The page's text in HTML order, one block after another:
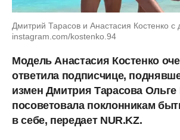
Дмитрий Тарасов и Анастасия Костенко с
instagram.com/kostenko.94
Модель Анастасия Костенко
ответила подписчице,
измен Дмитрия Тарасова
посоветовала поклонникам
в себе, передает NUR.KZ.